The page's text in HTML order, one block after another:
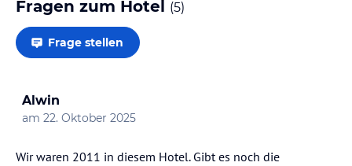
Fragen zum Hotel (5)
Frage stellen
Alwin
am 22. Oktober 2025
Wir waren 2011 in diesem Hotel. Gibt es noch die